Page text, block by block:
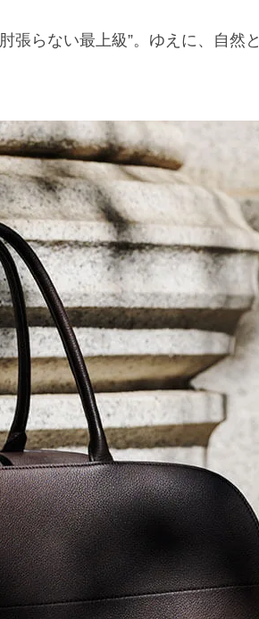
張らない最上級”。ゆえに、自然と